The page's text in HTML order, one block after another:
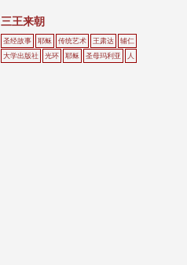
三王来朝
圣经故事 耶稣 传统艺术 王肃达
辅仁
大学出版社
光环 耶稣 圣母玛利亚 人